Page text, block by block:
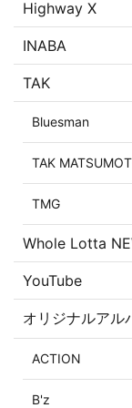
Highway X
INABA
TAK
Bluesman
TAK
TMG
Whole Lotta
YouTube
オリジナルアル
ACTION
B'z